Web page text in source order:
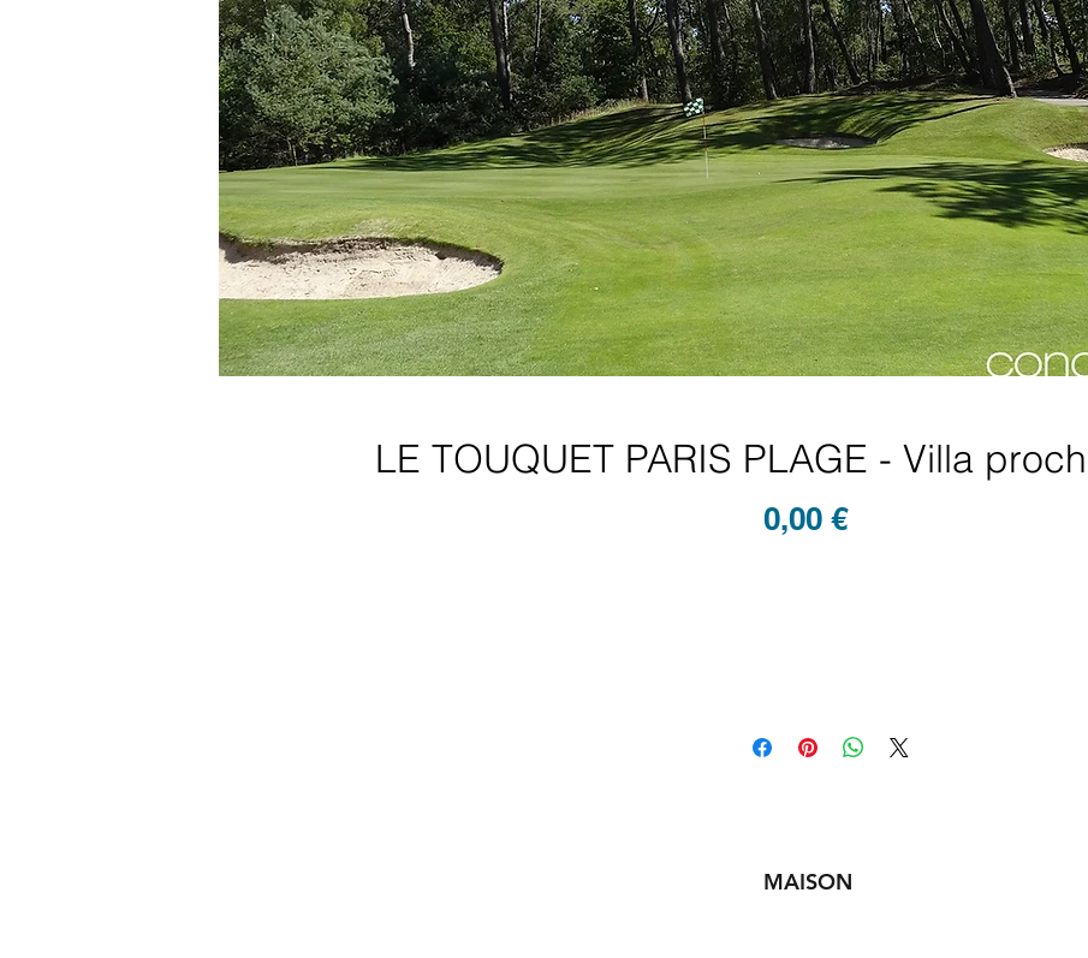
LE TOUQUET PARIS PLAGE - Villa
0,00 €Prix
MAISON